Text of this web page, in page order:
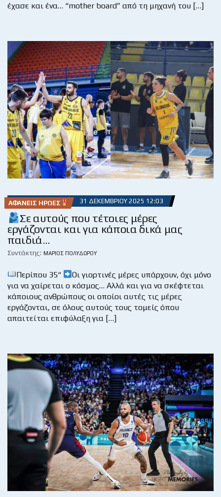
έχασε και ένα… “mother board” από τη μηχανή του […]
ΑΦΑΝΕΊΣ ΉΡΩΕΣ 31 ΔΕΚΕΜΒΡΊΟΥ 2025 12:03
Σε αυτούς που τέτοιες μέρες
εργάζονται και για κάποια δικά μας
παιδιά…
Συντάκτης: ΜΆΡΙΟΣ ΠΟΛΥΔΏΡΟΥ
Περίπου 35“
Οι γιορτινές μέρες υπάρχουν, όχι μόνο
για να χαίρεται ο κόσμος… Αλλά και για να σκέφτεται
κάποιους ανθρώπους οι οποίοι αυτές τις μέρες
εργάζονται, σε όλους αυτούς τους τομείς όπου
απαιτείται επιφύλαξη για […]